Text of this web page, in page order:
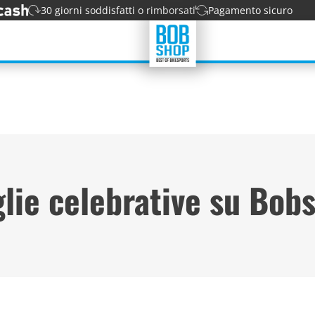
30 giorni soddisfatti o rimborsati Pagamento sicuro
celebrative su